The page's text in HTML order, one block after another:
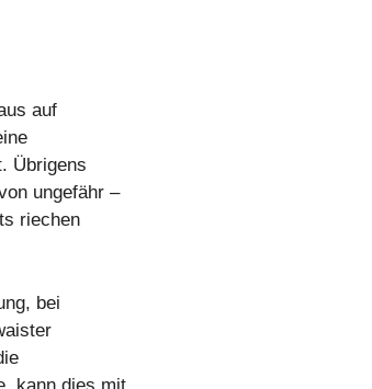
auf
Übrigens
ungefähr –
riechen
bei
kann dies mit